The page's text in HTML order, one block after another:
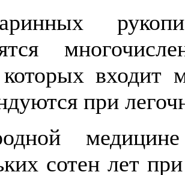
которых входит
при
сотен лет